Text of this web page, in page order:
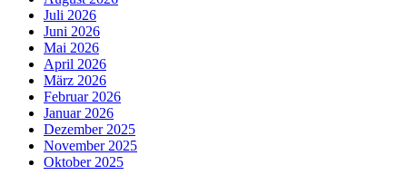
Juli 2026
Juni 2026
Mai 2026
April 2026
März 2026
Februar 2026
Januar 2026
Dezember 2025
November 2025
Oktober 2025